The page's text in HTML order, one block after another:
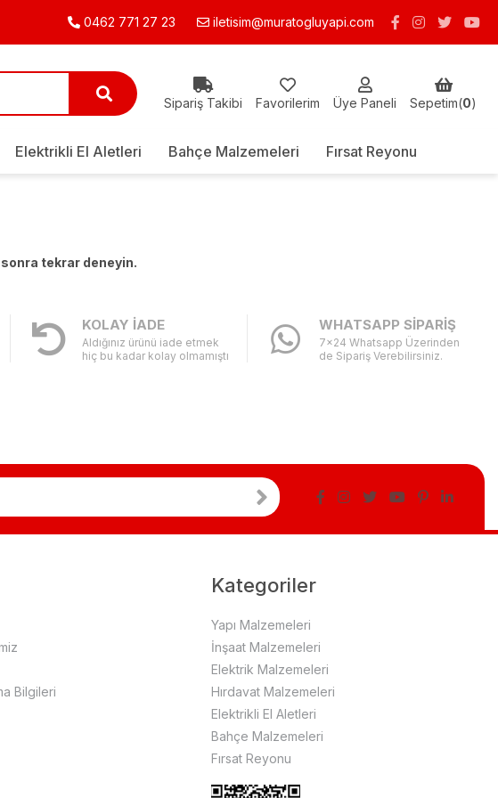
0462 771 27 23 iletisim@muratogluyapi.com
Sipariş Takibi Favorilerim Üye Paneli Sepetim(0)
Elektrikli El Aletleri Bahçe Malzemeleri Fırsat Reyonu
sonra tekrar deneyin.
KOLAY İADE
Aldığınız ürünü iade etmek
hiç bu kadar kolay olmamıştı
WHATSAPP SİPARİŞ
7x24 Whatsapp Üzerinden
de Sipariş Verebilirsiniz.
Bilgileri
Kategoriler
Yapı Malzemeleri
İnşaat Malzemeleri
Elektrik Malzemeleri
Hırdavat Malzemeleri
Elektrikli El Aletleri
Bahçe Malzemeleri
Fırsat Reyonu